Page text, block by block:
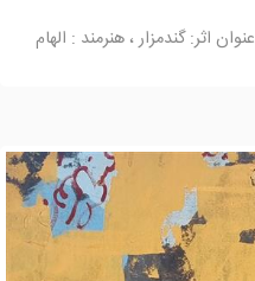
آکریلیک روی بوم دیپ ، سال خلق ۱۴۰۴ عنوان اثر: گندمزار ، هنرمند : الهام